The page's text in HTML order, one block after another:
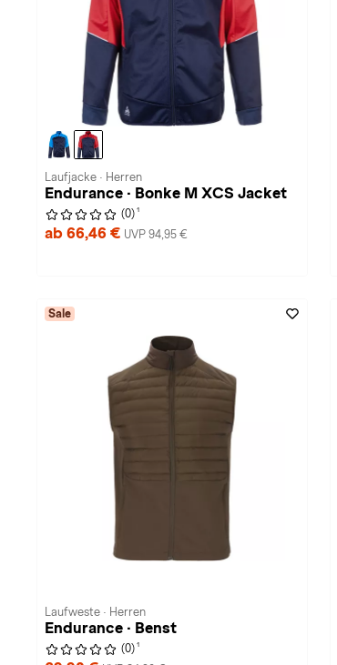
Laufjacke · Herren
Endurance · Bonke M XCS Jacket
(0) 1
ab 66,46 € UVP 94,95 €
Sale
Laufweste · Herren
Endurance · Benst
(0) 1